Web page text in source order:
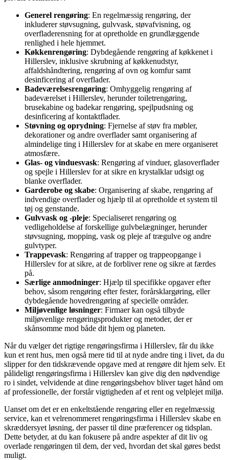
Generel rengøring: En regelmæssig rengøring, der
inkluderer støvsugning, gulvvask, støvafvisning, og
overfladerensning for at opretholde en grundlæggende
renlighed i hele hjemmet.
Køkkenrengøring: Dybdegående rengøring af køkkenet i
Hillerslev, inklusive skrubning af køkkenudstyr,
affaldshåndtering, rengøring af ovn og komfur samt
desinficering af overflader.
Badeværelsesrengøring: Omhyggelig rengøring af
badeværelset i Hillerslev, herunder toiletrengøring,
brusekabine og badekar rengøring, spejlpudsning og
desinficering af kontaktflader.
Støvning og oprydning: Fjernelse af støv fra møbler,
dekorationer og andre overflader samt organisering af
almindelige ting i Hillerslev for at skabe en mere organiseret
atmosfære.
Glas- og vinduesvask: Rengøring af vinduer, glasoverflader
og spejle i Hillerslev for at sikre en krystalklar udsigt og
blanke overflader.
Garderobe og skabe: Organisering af skabe, rengøring af
indvendige overflader og hjælp til at opretholde et system til
tøj og genstande.
Gulvvask og -pleje: Specialiseret rengøring og
vedligeholdelse af forskellige gulvbelægninger, herunder
støvsugning, mopping, vask og pleje af trægulve og andre
gulvtyper.
Trappevask: Rengøring af trapper og trappeopgange i
Hillerslev for at sikre, at de forbliver rene og sikre at færdes
på.
Særlige anmodninger: Hjælp til specifikke opgaver efter
behov, såsom rengøring efter fester, forårsklargøring, eller
dybdegående hovedrengøring af specielle områder.
Miljøvenlige løsninger: Firmaer kan også tilbyde
miljøvenlige rengøringsprodukter og metoder, der er
skånsomme mod både dit hjem og planeten.
Når du vælger det rigtige rengøringsfirma i Hillerslev, får du ikke
kun et rent hus, men også mere tid til at nyde andre ting i livet, da du
slipper for den tidskrævende opgave med at rengøre dit hjem selv. Et
pålideligt rengøringsfirma i Hillerslev kan give dig den nødvendige
ro i sindet, velvidende at dine rengøringsbehov bliver taget hånd om
af professionelle, der forstår vigtigheden af et rent og velplejet miljø.
Uanset om det er en enkeltstående rengøring eller en regelmæssig
service, kan et velrenommeret rengøringsfirma i Hillerslev skabe en
skræddersyet løsning, der passer til dine præferencer og tidsplan.
Dette betyder, at du kan fokusere på andre aspekter af dit liv og
overlade rengøringen til dem, der ved, hvordan det skal gøres bedst
muligt.